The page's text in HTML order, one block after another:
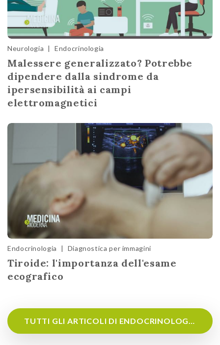
Neurologia | Endocrinologia
Malessere generalizzato? Potrebbe
dipendere dalla sindrome da
ipersensibilità ai campi
elettromagnetici
Endocrinologia | Diagnostica per immagini
Tiroide: l'importanza dell'esame
ecografico
TUTTI GLI ARTICOLI DI ENDOCRINOLOGIA